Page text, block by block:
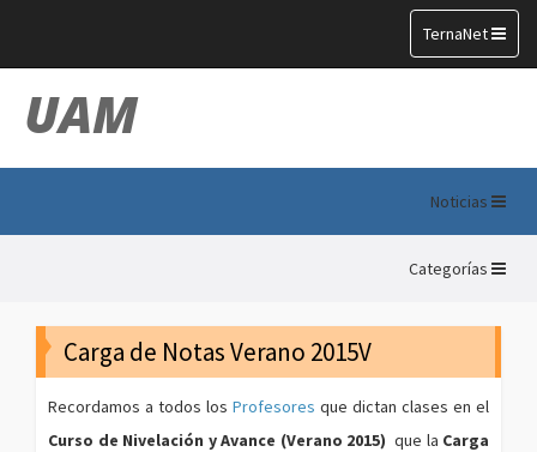
Toggle
navigation
TernaNet
UAM
Noticias
Categorías
Carga de Notas Verano 2015V
Recordamos a todos los Profesores que dictan clases en el
Curso de Nivelación y Avance (Verano 2015) que la Carga